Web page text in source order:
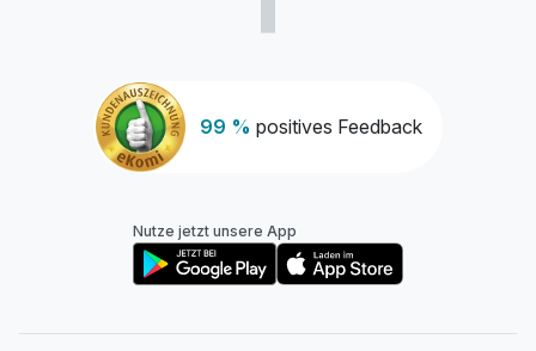
99 % positives Feedback
Nutze jetzt unsere App